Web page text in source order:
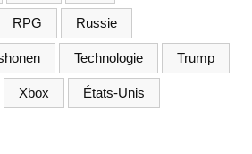
RPG Russie
Technologie Trump
Xbox États-Unis